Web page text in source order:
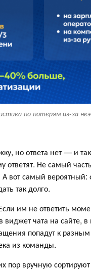
по потерям из-за
но ответа нет — и
ответят. Не самый
вот самый вероятный:
так долго.
им не ответить
чата на сайте,
попадут к
из команды.
пор вручную